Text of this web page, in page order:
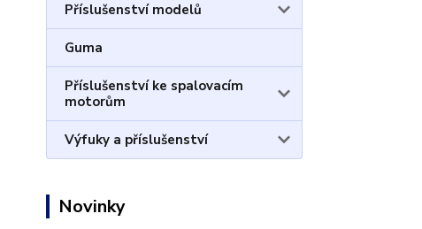
Příslušenství modelů
Guma
Příslušenství ke spalovacím
motorům
Výfuky a příslušenství
Novinky